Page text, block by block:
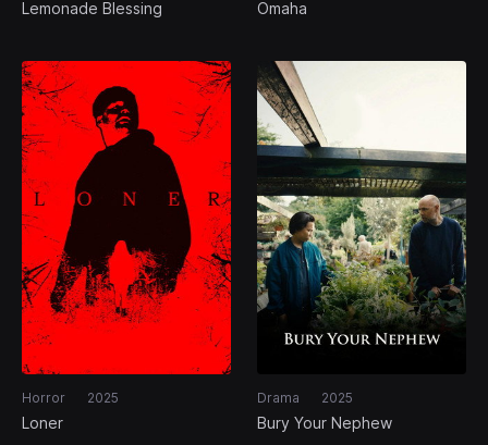
Lemonade Blessing Omaha
Horror 2025
Loner
Drama 2025
Bury Your Nephew